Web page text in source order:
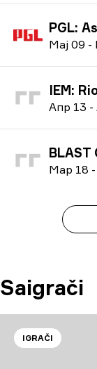
PGL:
Мај 09 -
IEM:
Апр 13 -
BLAST
Мар 18 -
Saigrači
IGRAČI